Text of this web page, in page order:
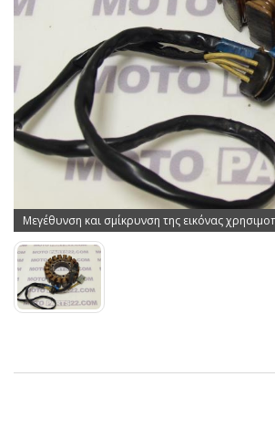
Μεγέθυνση και σμίκρυνση της εικόνας